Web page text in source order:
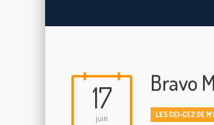
17
juin
Bravo
LES CE1-CE2 DE